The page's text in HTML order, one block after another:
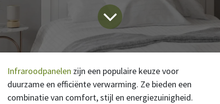
Infraroodpanelen zijn een populaire keuze voor
duurzame en efficiënte verwarming. Ze bieden een
combinatie van comfort, stijl en energiezuinigheid.